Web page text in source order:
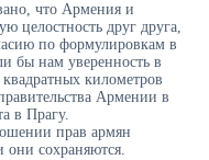
что Армения и
целостность друг друга,
по формулировкам в
бы нам уверенность в
километров
Армении в
в Прагу.
прав армян
они сохраняются.